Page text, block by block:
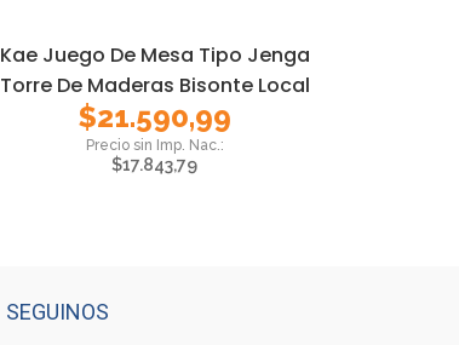
Kae Juego De Mesa Tipo Jenga
Torre De Maderas Bisonte Local
$21.590,99
$17.843,79
SEGUINOS